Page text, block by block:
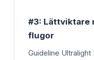
#3: Lättviktare
flugor
Guideline Ultralight